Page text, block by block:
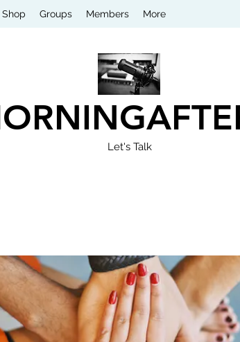
Shop Groups Members More
Let's Talk